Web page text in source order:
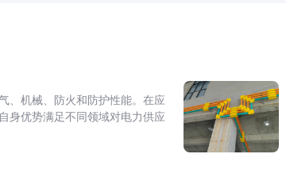
、机械、防火和防护性能。在应
身优势满足不同领域对电力供应